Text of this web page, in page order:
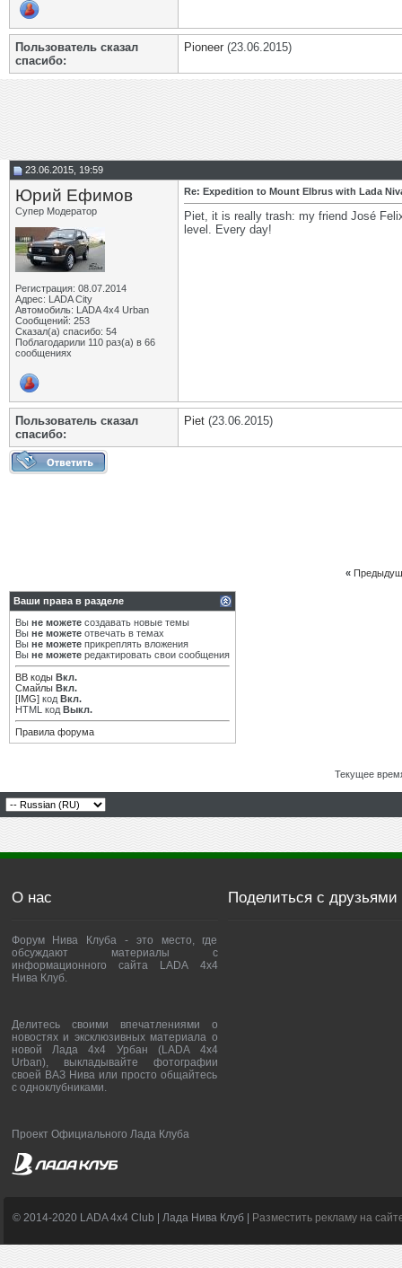
Пользователь сказал
cпасибо:
Pioneer (23.06.2015)
23.06.2015, 19:59
Юрий Ефимов
Супер Модератор
Регистрация: 08.07.2014
Адрес: LADA City
Автомобиль: LADA 4x4 Urban
Сообщений: 253
Сказал(а) спасибо: 54
Поблагодарили 110 раз(а) в 66
сообщениях
Re: Expedition to Mount Elbrus with Lada
Piet, it is really trash: my friend José
level. Every day!
Пользователь сказал
cпасибо:
Piet (23.06.2015)
«
Ваши права в разделе
Вы не можете создавать новые темы
Вы не можете отвечать в темах
Вы не можете прикреплять вложения
Вы не можете редактировать свои сообщения
BB коды Вкл.
Смайлы Вкл.
[IMG] код Вкл.
HTML код Выкл.
Правила форума
Текущее
О нас
Форум Нива Клуба - это место, где
обсуждают материалы с
информационного сайта LADA 4x4
Нива Клуб.
Делитесь своими впечатлениями о
новостях и эксклюзивных материала о
новой Лада 4х4 Урбан (LADA 4x4
Urban), выкладывайте фотографии
своей ВАЗ Нива или просто общайтесь
с одноклубниками.
Проект Официального Лада Клуба
Поделиться с друзьями
© 2014-2020 LADA 4x4 Club | Лада Нива Клуб | Разместить рекламу на